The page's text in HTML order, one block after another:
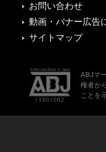
お問い合わせ
動画・バナー広告
サイトマップ
ABJマ
権者か
ことを